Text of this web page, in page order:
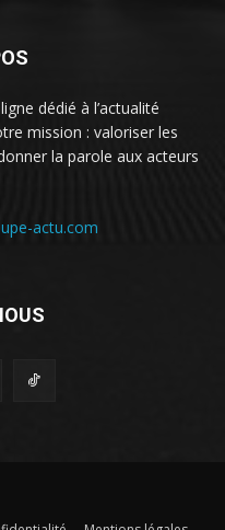
dédié à l’actualité
mission : valoriser les
la parole aux acteurs
actu.com